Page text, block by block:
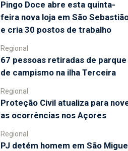
Pingo Doce abre esta quinta-
feira nova loja em São
e cria 30 postos de trabalho
Regional
67 pessoas retiradas de parque
de campismo na ilha Terceira
Regional
Proteção Civil atualiza para
as ocorrências nos Açores
Regional
PJ detém homem em São